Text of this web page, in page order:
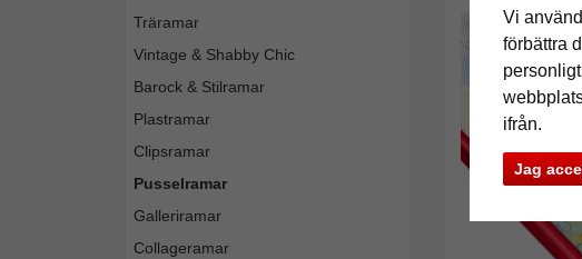
Vi
förbättra
ifrån.
Jag
Träramar
Vintage & Shabby Chic
Barock & Stilramar
Plastramar
Clipsramar
Pusselramar
Galleriramar
Collageramar